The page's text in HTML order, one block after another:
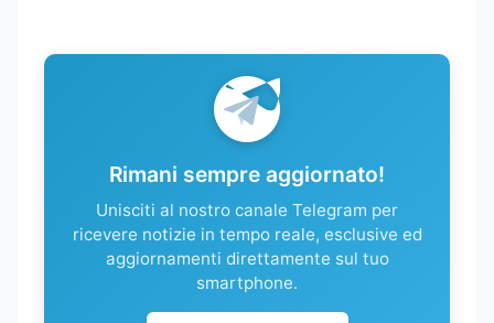
Rimani sempre aggiornato!
Unisciti al nostro canale Telegram per
ricevere notizie in tempo reale, esclusive ed
aggiornamenti direttamente sul tuo
smartphone.